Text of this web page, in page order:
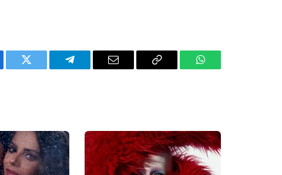
Twitter Telegram Email
Copy
WhatsApp